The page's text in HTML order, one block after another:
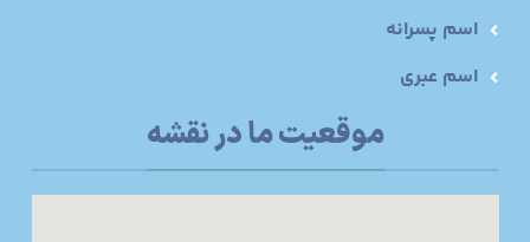
اسم پسرانه
اسم عبری
موقعیت ما در نقشه